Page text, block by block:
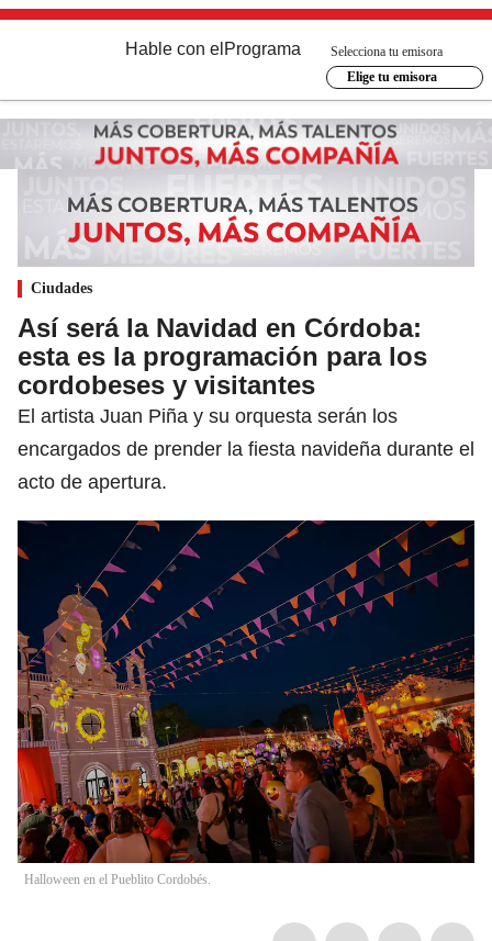
Hable con el Programa
Selecciona tu emisora
Elige tu emisora
Ciudades
Así será la Navidad en Córdoba:
esta es la programación para los
cordobeses y visitantes
El artista Juan Piña y su orquesta serán los
encargados de prender la fiesta navideña durante el
acto de apertura.
Halloween en el Pueblito Cordobés.